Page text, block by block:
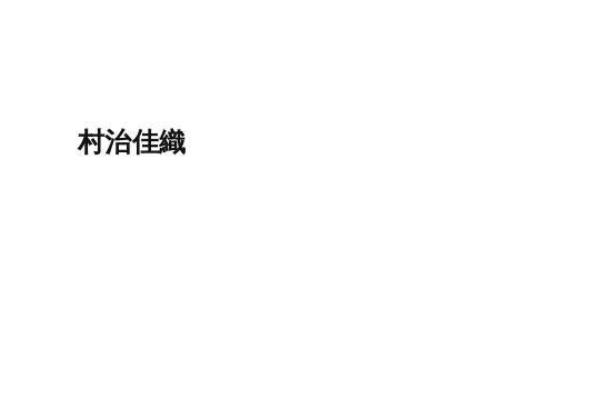
村治佳織